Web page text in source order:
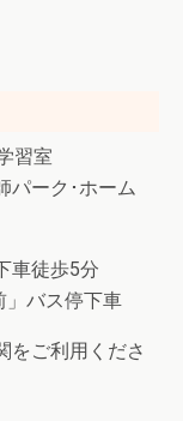
習室
パーク･ホーム
車徒歩5分
」バス停下車
をご利用くださ